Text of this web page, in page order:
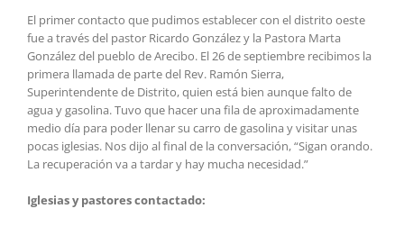
El primer contacto que pudimos establecer con el distrito oeste
fue a través del pastor Ricardo González y la Pastora Marta
González del pueblo de Arecibo. El 26 de septiembre recibimos la
primera llamada de parte del Rev. Ramón Sierra,
Superintendente de Distrito, quien está bien aunque falto de
agua y gasolina. Tuvo que hacer una fila de aproximadamente
medio día para poder llenar su carro de gasolina y visitar unas
pocas iglesias. Nos dijo al final de la conversación, “Sigan orando.
La recuperación va a tardar y hay mucha necesidad.”
Iglesias y pastores contactado: